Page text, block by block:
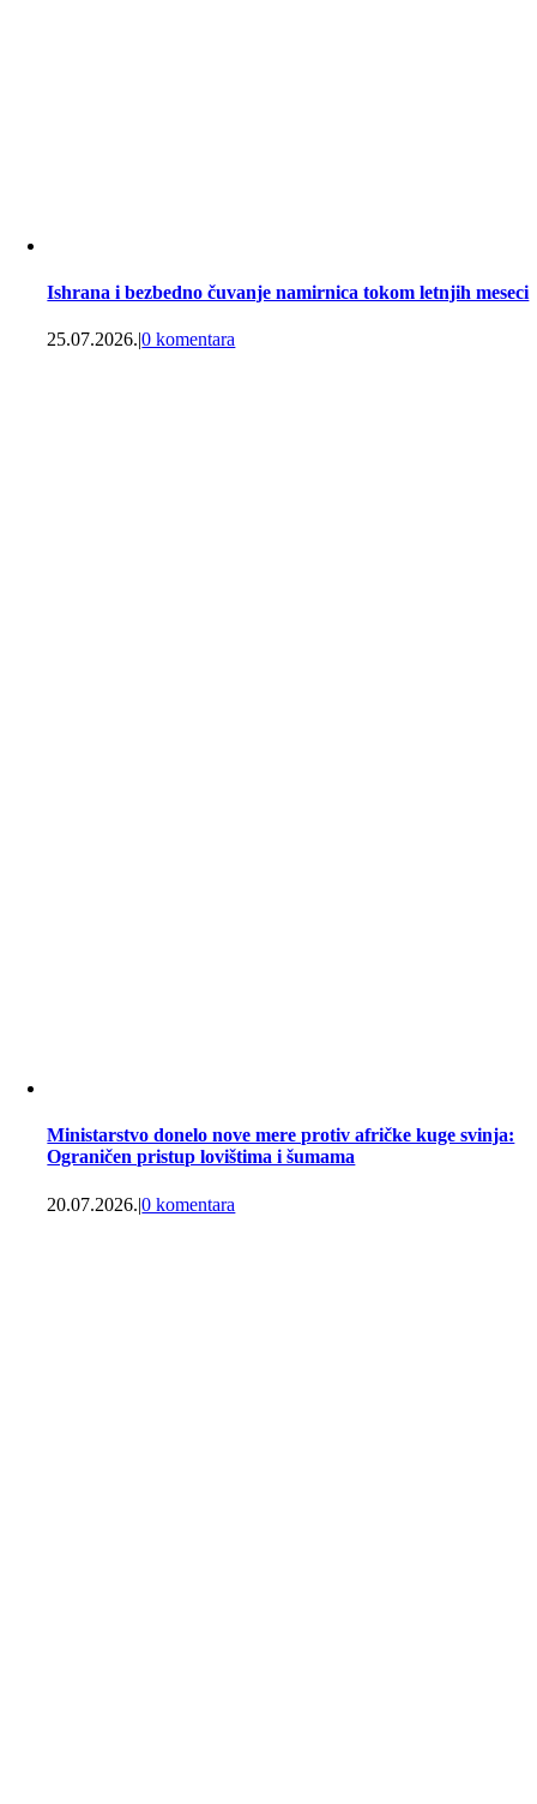
Ishrana i bezbedno čuvanje namirnica tokom letnjih meseci
25.07.2026.|0 komentara
Ministarstvo donelo nove mere protiv afričke kuge svinja:
Ograničen pristup lovištima i šumama
20.07.2026.|0 komentara